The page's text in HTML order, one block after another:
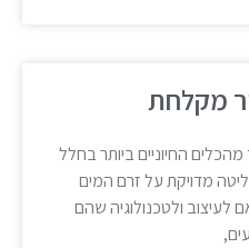
מקלחת
החיוניים ביותר בחלל
מדויקת על זרם המים
ולטכנולוגיה שהם